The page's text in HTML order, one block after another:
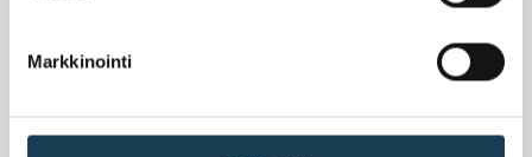
Markkinointi